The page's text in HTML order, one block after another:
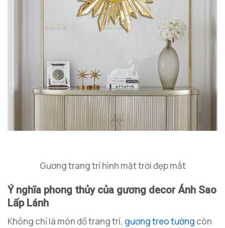
Gương trang trí hình mặt trời đẹp mắt
Ý nghĩa phong thủy của gương decor Ánh Sao
Lấp Lánh
Không chỉ là món đồ trang trí, gương treo tường còn